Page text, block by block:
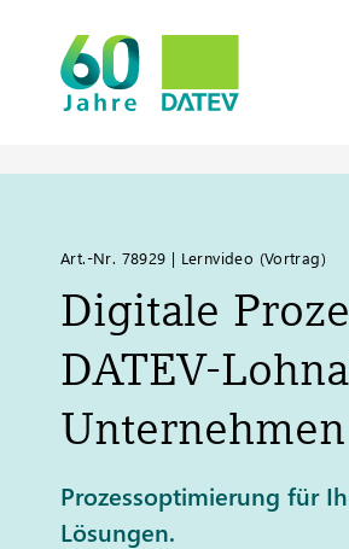
Art.-Nr. 78929 | Lernvideo (Vortrag)
Digitale
DATEV-
Prozessoptimierung für
Lösungen.